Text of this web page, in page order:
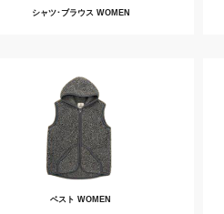
シャツ･ブラウス WOMEN
ベスト WOMEN